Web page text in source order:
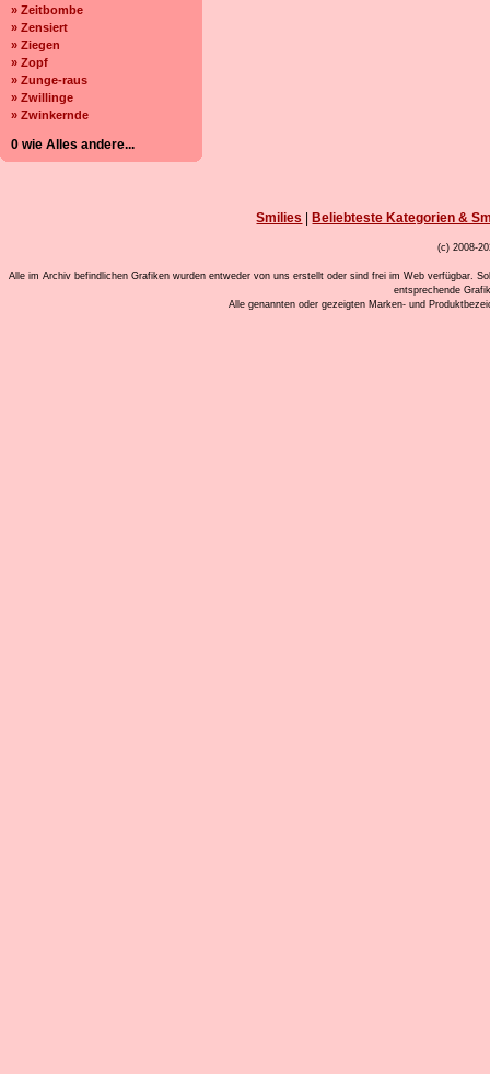
» Zeitbombe
» Zensiert
» Ziegen
» Zopf
» Zunge-raus
» Zwillinge
» Zwinkernde
0 wie Alles andere...
Smilies Beliebteste Kategorien &
(c) 2008-
Alle im Archiv befindlichen Grafiken wurden entweder von uns erstellt oder sind frei im Web verfügbar.
entsprechende
Alle genannten oder gezeigten Marken- und